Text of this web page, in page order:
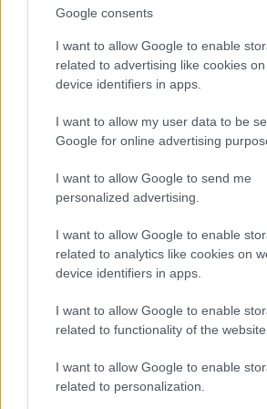
Google consents
I want to allow Google to enable
related to advertising like cookies
device identifiers in apps.
I want to allow my user data to be
Google for online advertising
I want to allow Google to send me
personalized advertising.
I want to allow Google to enable
related to analytics like cookies on
device identifiers in apps.
I want to allow Google to enable
related to functionality of the website
I want to allow Google to enable
related to personalization.
állam felé.
És akkor miért ne néznénk meg a
térképén egészEurópát? Itt 4,1
százalékra való növekedés volt
cikkébenAzt írják, hogy "John
felmérést is, amely szerint
muszlimok lélekszáma. A
hogy 2100-ra eléri a lakosság 15
ugyan jelentős szám, de szerinte
a lehetséges iszlamizáció, és nem
meghatározni a kontinens jövőjét.
az MCC Budapest Lectures
a professzortól. Tehát
liberális, hanem inkább
rendezvényen. Mivel az index nem
jelent. Az EU-t, vagy a földrajzi
esetben feltételezhető, hogy